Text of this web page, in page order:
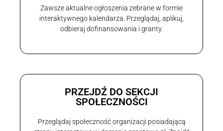
Zawsze aktualne ogłoszenia zebrane w formie
interaktywnego kalendarza. Przeglądaj, aplikuj,
odbieraj dofinansowania i granty.
PRZEJDŹ DO SEKCJI
SPOŁECZNOŚCI
Przeglądaj społeczność organizacji posiadającą